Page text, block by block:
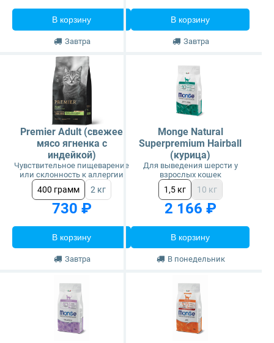
В корзину
Завтра
В корзину
Завтра
Premier Adult (свежее
мясо ягненка с
индейкой)
Чувствительное пищеварение
или склонность к аллергии
400 грамм 2 кг
730 ₽
В корзину
Завтра
Monge Natural
Superpremium Hairball
(курица)
Для выведения шерсти у
взрослых кошек
1,5 кг 10 кг
2 166 ₽
В корзину
В понедельник